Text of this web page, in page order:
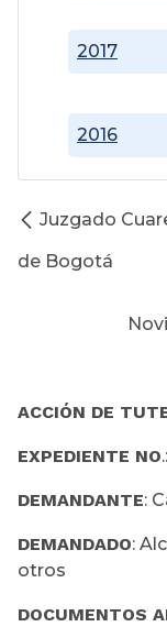
2016
2017
Juzgado
de Bogotá
ACCIÓN DE
EXPEDIENTE NO
DEMANDANTE:
DEMANDADO:
otros
DOCUMENTOS